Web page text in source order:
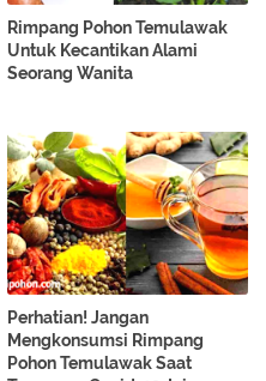
Rimpang Pohon Temulawak
Untuk Kecantikan Alami
Seorang Wanita
Perhatian! Jangan
Mengkonsumsi Rimpang
Pohon Temulawak Saat